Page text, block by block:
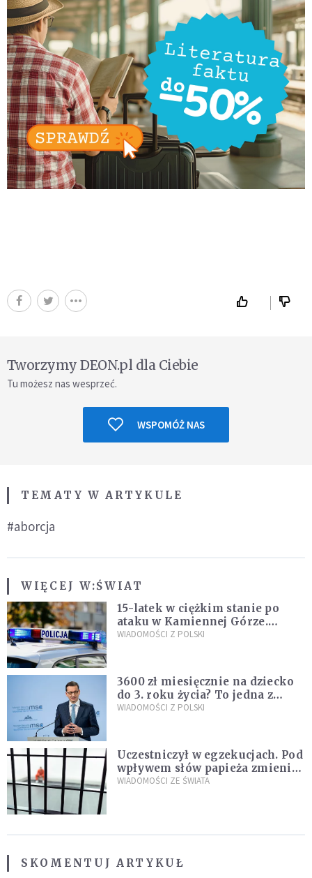
Tworzymy DEON.pl dla Ciebie
Tu możesz nas wesprzeć.
WSPOMÓŻ NAS
TEMATY W ARTYKULE
#aborcja
WIĘCEJ W:ŚWIAT
15-latek w ciężkim stanie po
ataku w Kamiennej Górze.
Policja zatrzymała dwóch
WIADOMOŚCI Z POLSKI
3600 zł miesięcznie na dziecko
do 3. roku życia? To jedna z
propozycji programu "Rozwój
WIADOMOŚCI Z POLSKI
Uczestniczył w egzekucjach. Pod
wpływem słów papieża zmienił
zdanie
WIADOMOŚCI ZE ŚWIATA
SKOMENTUJ ARTYKUŁ